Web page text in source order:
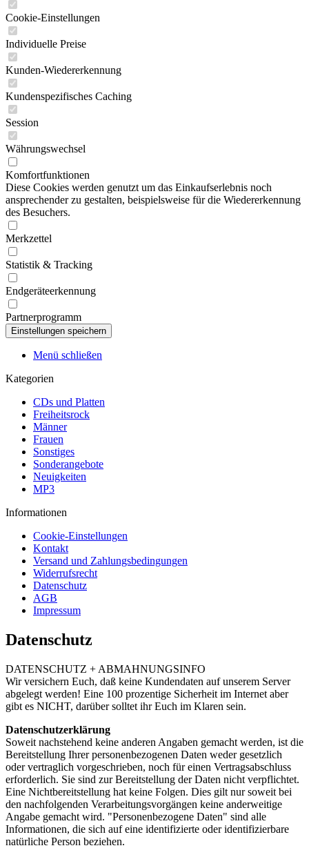
Cookie-Einstellungen
Individuelle Preise
Kunden-Wiedererkennung
Kundenspezifisches Caching
Session
Währungswechsel
Komfortfunktionen
Diese Cookies werden genutzt um das Einkaufserlebnis noch
ansprechender zu gestalten, beispielsweise für die Wiedererkennung
des Besuchers.
Merkzettel
Statistik & Tracking
Endgeräteerkennung
Partnerprogramm
Menü schließen
Kategorien
CDs und Platten
Freiheitsrock
Männer
Frauen
Sonstiges
Sonderangebote
Neuigkeiten
MP3
Informationen
Cookie-Einstellungen
Kontakt
Versand und Zahlungsbedingungen
Widerrufsrecht
Datenschutz
AGB
Impressum
Datenschutz
DATENSCHUTZ + ABMAHNUNGSINFO
Wir versichern Euch, daß keine Kundendaten auf unserem Server
abgelegt werden! Eine 100 prozentige Sicherheit im Internet aber
gibt es NICHT, darüber solltet ihr Euch im Klaren sein.
Datenschutzerklärung
Soweit nachstehend keine anderen Angaben gemacht werden, ist die
Bereitstellung Ihrer personenbezogenen Daten weder gesetzlich
oder vertraglich vorgeschrieben, noch für einen Vertragsabschluss
erforderlich. Sie sind zur Bereitstellung der Daten nicht verpflichtet.
Eine Nichtbereitstellung hat keine Folgen. Dies gilt nur soweit bei
den nachfolgenden Verarbeitungsvorgängen keine anderweitige
Angabe gemacht wird. "Personenbezogene Daten" sind alle
Informationen, die sich auf eine identifizierte oder identifizierbare
natürliche Person beziehen.